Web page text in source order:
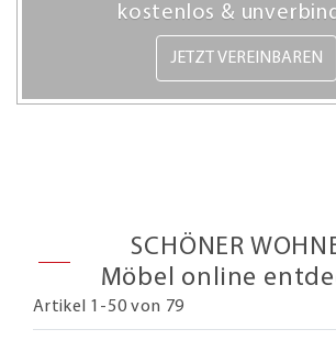
kostenlos &
JETZT VEREINBAREN
SCHÖNER
Möbel online
Artikel 1-50 von 79